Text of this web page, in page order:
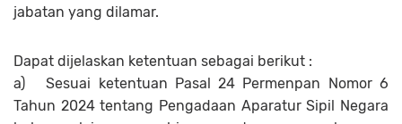
jabatan yang dilamar.
Dapat dijelaskan ketentuan sebagai berikut :
a)
Sesuai ketentuan Pasal 24 Permenpan Nomor 6
Tahun 2024 tentang Pengadaan Aparatur Sipil Negara